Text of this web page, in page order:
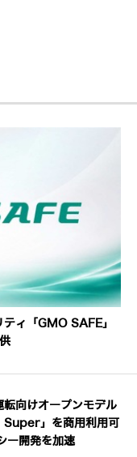
ィ「GMO SAFE」
向けオープンモデル
」を商用利用可
ー開発を加速